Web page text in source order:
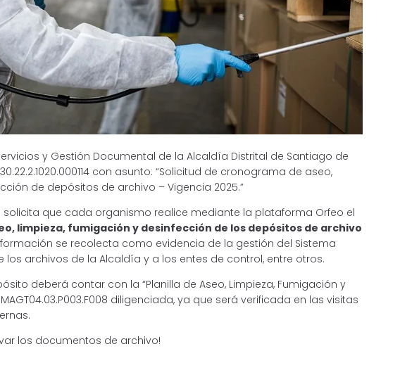
y Gestión Documental de la Alcaldía Distrital de Santiago de
con asunto: “Solicitud de cronograma de aseo,
de depósitos de archivo – Vigencia 2025.”
solicita que cada organismo realice mediante la plataforma Orfeo el
limpieza, fumigación y desinfección de los depósitos de archivo
se recolecta como evidencia de la gestión del Sistema
archivos de la Alcaldía y a los entes de control, entre otros.
deberá contar con la “Planilla de Aseo, Limpieza, Fumigación y
diligenciada, ya que será verificada en las visitas
los documentos de archivo!